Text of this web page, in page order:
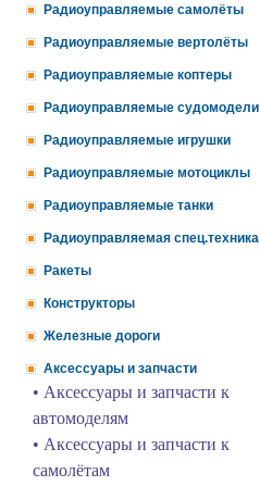
Радиоуправляемые самолёты
Радиоуправляемые вертолёты
Радиоуправляемые коптеры
Радиоуправляемые судомодели
Радиоуправляемые игрушки
Радиоуправляемые мотоциклы
Радиоуправляемые танки
Радиоуправляемая спец.техника
Ракеты
Конструкторы
Железные дороги
Аксессуары и запчасти
• Аксессуары и запчасти к
автомоделям
• Аксессуары и запчасти к
самолётам